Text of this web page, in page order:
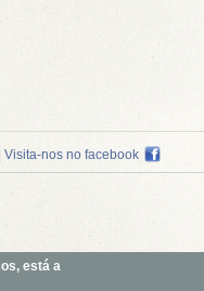
Visita-nos no facebook
está a